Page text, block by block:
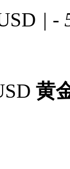
| -
黄